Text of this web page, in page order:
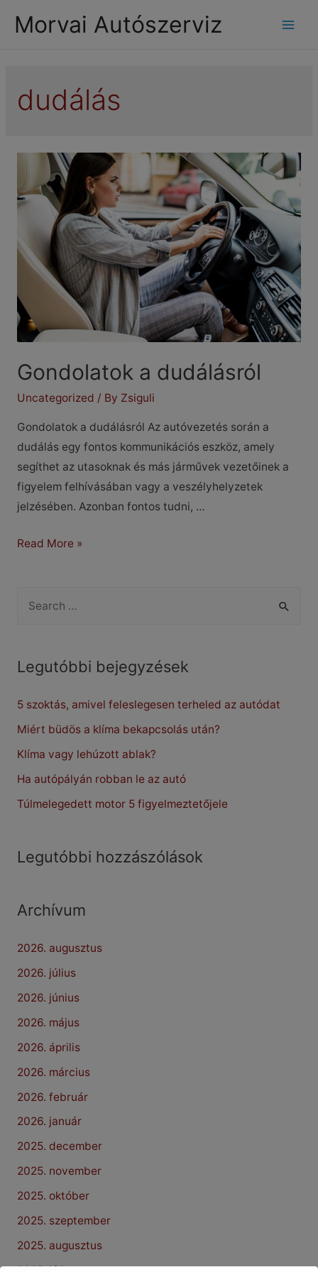
Morvai Autószerviz
dudálás
Gondolatok a dudálásról
Uncategorized / By Zsiguli
Gondolatok a dudálásról Az autóvezetés során a
dudálás egy fontos kommunikációs eszköz, amely
segíthet az utasoknak és más járművek vezetőinek a
figyelem felhívásában vagy a veszélyhelyzetek
jelzésében. Azonban fontos tudni, …
Gondolatok
Read More »
r
h
f
o
r
Legutóbbi bejegyzések
5 szoktás, amivel feleslegesen terheled az autódat
Miért büdös a klíma bekapcsolás után?
Klíma vagy lehúzott ablak?
Ha autópályán robban le az autó
Túlmelegedett motor 5 figyelmeztetőjele
Legutóbbi hozzászólások
Archívum
2026. augusztus
2026. július
2026. június
2026. május
2026. április
2026. március
2026. február
2026. január
2025. december
2025. november
2025. október
2025. szeptember
2025. augusztus